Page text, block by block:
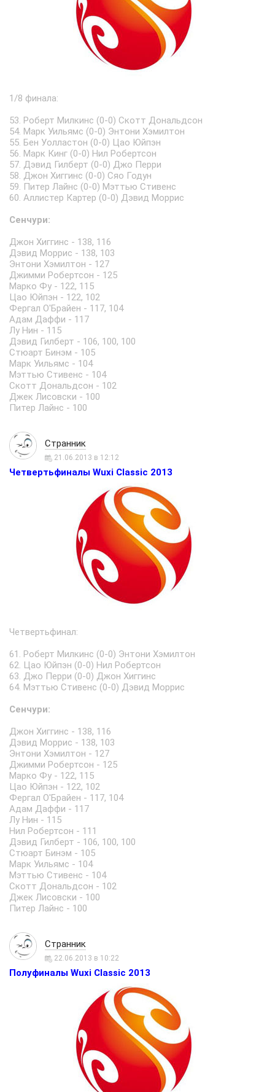
1/8 финала:
53. Роберт Милкинс (0-0) Скотт Дональдсон
54. Марк Уильямс (0-0) Энтони Хэмилтон
55. Бен Уолластон (0-0) Цао Юйпэн
56. Марк Кинг (0-0) Нил Робертсон
57. Дэвид Гилберт (0-0) Джо Перри
58. Джон Хиггинс (0-0) Сяо Годун
59. Питер Лайнс (0-0) Мэттью Стивенс
60. Аллистер Картер (0-0) Дэвид Моррис
Сенчури:
Джон Хиггинс - 138, 116
Дэвид Моррис - 138, 103
Энтони Хэмилтон - 127
Джимми Робертсон - 125
Марко Фу - 122, 115
Цао Юйпэн - 122, 102
Фергал О'Брайен - 117, 104
Адам Даффи - 117
Лу Нин - 115
Дэвид Гилберт - 106, 100, 100
Стюарт Бинэм - 105
Марк Уильямс - 104
Мэттью Стивенс - 104
Скотт Дональдсон - 102
Джек Лисовски - 100
Питер Лайнс - 100
Странник
21.06.2013 в 12:12
Четвертьфиналы Wuxi Classic 2013
Четвертьфинал:
61. Роберт Милкинс (0-0) Энтони Хэмилтон
62. Цао Юйпэн (0-0) Нил Робертсон
63. Джо Перри (0-0) Джон Хиггинс
64. Мэттью Стивенс (0-0) Дэвид Моррис
Сенчури:
Джон Хиггинс - 138, 116
Дэвид Моррис - 138, 103
Энтони Хэмилтон - 127
Джимми Робертсон - 125
Марко Фу - 122, 115
Цао Юйпэн - 122, 102
Фергал О'Брайен - 117, 104
Адам Даффи - 117
Лу Нин - 115
Нил Робертсон - 111
Дэвид Гилберт - 106, 100, 100
Стюарт Бинэм - 105
Марк Уильямс - 104
Мэттью Стивенс - 104
Скотт Дональдсон - 102
Джек Лисовски - 100
Питер Лайнс - 100
Странник
22.06.2013 в 10:22
Полуфиналы Wuxi Classic 2013